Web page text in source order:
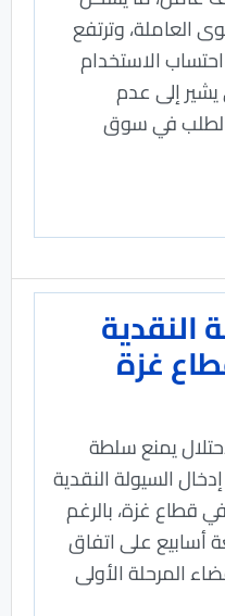
العاملة، وترتفع
31.1% عند احتساب الاستخدام
يشير إلى عدم
في سوق
النقدية
غزة
يمنع سلطة
السيولة النقدية
قطاع غزة، بالرغم
أسابيع على اتفاق
المرحلة الأولى